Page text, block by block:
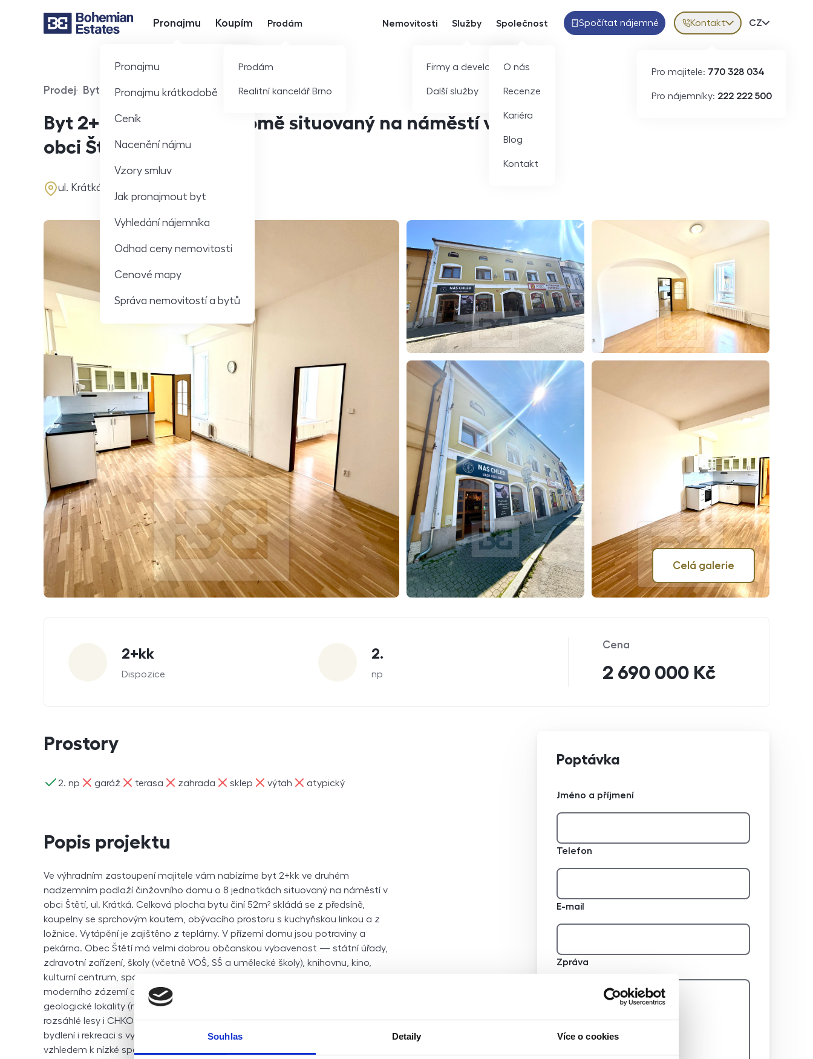
Souhlas Detaily Více o cookies
Hlavní nabídka
Pronajmu
Pronajmu
Pronajmu krátkodobě
Ceník
Nacenění nájmu
Vzory smluv
Jak pronajmout byt
Vyhledání nájemníka
Odhad ceny nemovitosti
Cenové mapy
Správa nemovitostí a bytů
Koupím Prodám
Prodám
Realitní kancelář Brno
Nemovitosti Služby
Firmy a developeři
Další služby
Společnost
O nás
Recenze
Kariéra
Blog
Kontakt
Spočítat nájemné Kontakt
Pro majitele: 770 328 034
Pro nájemníky: 222 222 500
Volba
CZ
N09186
Celá galerie
Typ nabídky
Prodej
Typ nemovitosti
Byt
Virtuální prohlídka
360° video
Byt 2+kk v činžovním domě situovaný na náměstí v
obci Štětí, ul. Krátká
adresa
ul. Krátká, Štětí
Dispozice
2+kk
np
2.
Cena
2 690 000 Kč
Prostory
2. np
ano garáž
ne terasa
ne zahrada
ne sklep
ne výtah
ne atypický
ne
Popis projektu
Ve výhradním zastoupení majitele vám nabízíme byt 2+kk ve druhém
nadzemním podlaží činžovního domu o 8 jednotkách situovaný na náměstí v
obci Štětí, ul. Krátká. Celková plocha bytu činí 52m² skládá se z předsíně,
koupelny se sprchovým koutem, obývacího prostoru s kuchyňskou linkou a z
ložnice. Vytápění je zajištěno z teplárny. V přízemí domu jsou potraviny a
pekárna. Obec Štětí má velmi dobrou občanskou vybavenost — státní úřady,
zdravotní zařízení, školy (včetně VOŠ, SŠ a umělecké školy), knihovnu, kino,
kulturní centrum, sportoviště a dětská hřiště. Město tvoří kombinaci
moderního zázemí a krásné přírody. V okolí najdete lužní lesy, zajímavé
geologické lokality (např. Přírodní památku Bílé stráně, lokalitu Radouň),
rozsáhlé lesy i CHKO Kokořínsko – Máchův kraj. Ideální lokalita pro podnikání,
bydlení i rekreaci s vysokým standardem služeb. PENB zatím není zpracováno,
vzhledem k nízké spotřebě zatím uvedeno „D“. Jedná se o ideální investici za
Poptávka
Jméno a příjmení
Telefon
E-mail
Zpráva